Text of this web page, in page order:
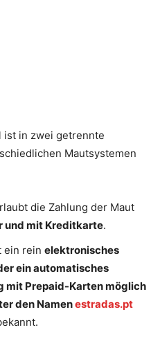
ist in zwei getrennte
Mautsystemen
die Zahlung der Maut
und mit Kreditkarte.
ein rein elektronisches
ein automatisches
mit Prepaid-Karten möglich
den Namenestradas.pt